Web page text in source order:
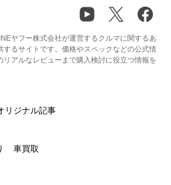
ヤフー株式会社が運営するクルマに関するあ
するサイトです。価格やスペックなどの公式情
アルなレビューまで購入検討に役立つ情報を
リジナル記事
車買取